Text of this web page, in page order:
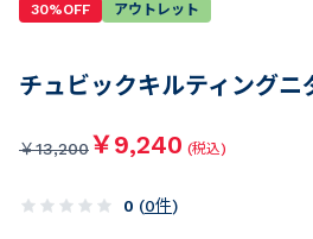
30%OFF
アウトレット
チュビックキルティングニ
￥13,200￥9,240 (税込)
0 (0件)